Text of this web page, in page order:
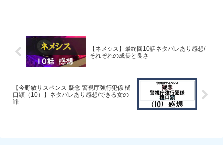
【ネメシス】最終回10話ネタバレあり感想/
それぞれの成長と良さ
【今野敏サスペンス 疑念 警視庁強行犯係 樋
口顕（10）】ネタバレあり感想/できる女の
罪